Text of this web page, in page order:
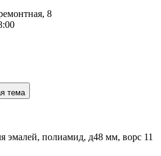
8
тема
эмалей, полиамид, д48 мм, ворс 11